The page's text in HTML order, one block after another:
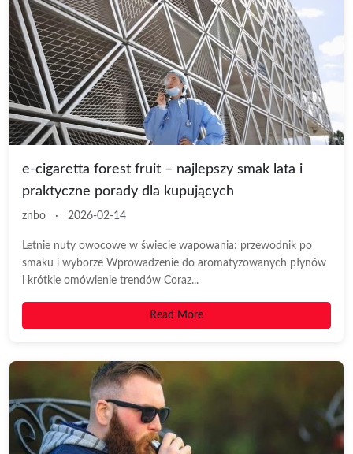
e-cigaretta forest fruit – najlepszy smak lata i
praktyczne porady dla kupujących
znbo · 2026-02-14
Letnie nuty owocowe w świecie wapowania: przewodnik po
smaku i wyborze Wprowadzenie do aromatyzowanych płynów
i krótkie omówienie trendów Coraz...
Read More